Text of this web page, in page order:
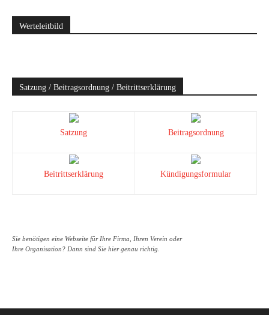
Werteleitbild
Satzung / Beitragsordnung / Beitrittserklärung
Satzung Beitragsordnung
Beitrittserklärung Kündigungsformular
Sie benötigen eine Webseite für Ihre Firma, Ihren Verein oder
Ihre Organisation? Dann sind Sie hier genau richtig.